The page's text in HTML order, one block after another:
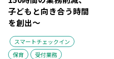
子どもと向き合う時間
を創出～
スマートチェックイン
保育
受付業務